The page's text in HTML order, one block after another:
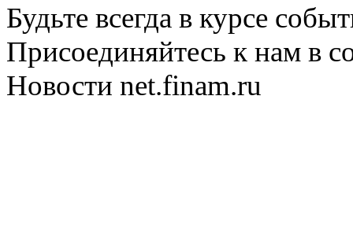
Будьте всегда в курсе
Присоединяйтесь к нам в
Новости net.finam.ru